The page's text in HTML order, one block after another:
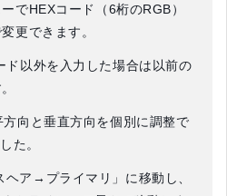
でHEXコード（6桁のRGB）
更できます。
ド以外を入力した場合は以前の
向と垂直方向を個別に調整で
た。
ヘア→プライマリ」に移動し、